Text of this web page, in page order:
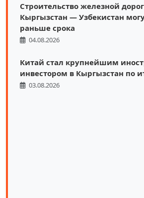
Строительство железной
Кыргызстан — Узбекистан
раньше срока
04.08.2026
Китай стал крупнейшим
инвестором в Кыргызстан по
03.08.2026